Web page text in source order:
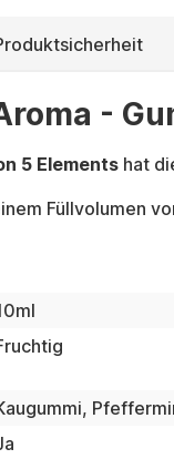
-
5 Elements hat
Füllvolumen
,